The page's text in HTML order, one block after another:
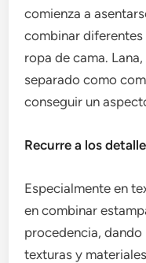
comienza a
combinar diferentes
ropa de cama.
separado como
conseguir un
Recurre a los
Especialmente en
en combinar
procedencia, dando
texturas y